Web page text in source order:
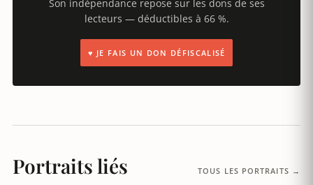
Son indépendance repose sur les dons de ses
lecteurs — déductibles à 66 %.
♥ JE FAIS UN DON DÉFISCALISÉ
Portraits liés TOUS LES PORTRAITS →